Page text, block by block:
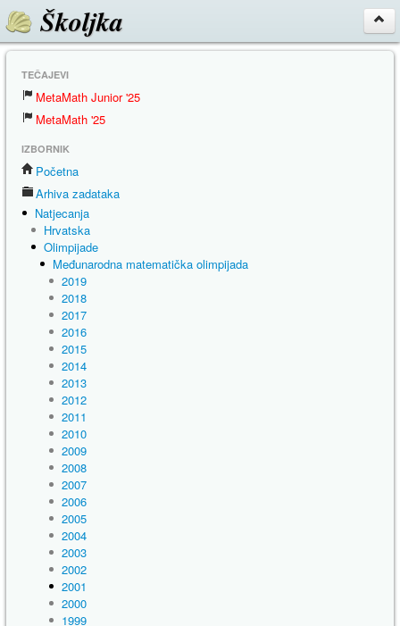
Školjka
TEČAJEVI
MetaMath Junior '25
MetaMath '25
IZBORNIK
Početna
Arhiva zadataka
Natjecanja
Hrvatska
Olimpijade
Međunarodna matematička olimpijada
2019
2018
2017
2016
2015
2014
2013
2012
2011
2010
2009
2008
2007
2006
2005
2004
2003
2002
2001
2000
1999